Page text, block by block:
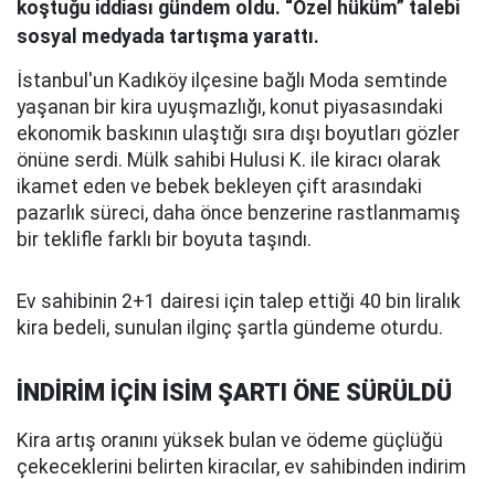
koştuğu iddiası gündem oldu. “Özel hüküm” talebi
sosyal medyada tartışma yarattı.
İstanbul'un Kadıköy ilçesine bağlı Moda semtinde
yaşanan bir kira uyuşmazlığı, konut piyasasındaki
ekonomik baskının ulaştığı sıra dışı boyutları gözler
önüne serdi. Mülk sahibi Hulusi K. ile kiracı olarak
ikamet eden ve bebek bekleyen çift arasındaki
pazarlık süreci, daha önce benzerine rastlanmamış
bir teklifle farklı bir boyuta taşındı.
Ev sahibinin 2+1 dairesi için talep ettiği 40 bin liralık
kira bedeli, sunulan ilginç şartla gündeme oturdu.
İNDİRİM İÇİN İSİM ŞARTI ÖNE SÜRÜLDÜ
Kira artış oranını yüksek bulan ve ödeme güçlüğü
çekeceklerini belirten kiracılar, ev sahibinden indirim